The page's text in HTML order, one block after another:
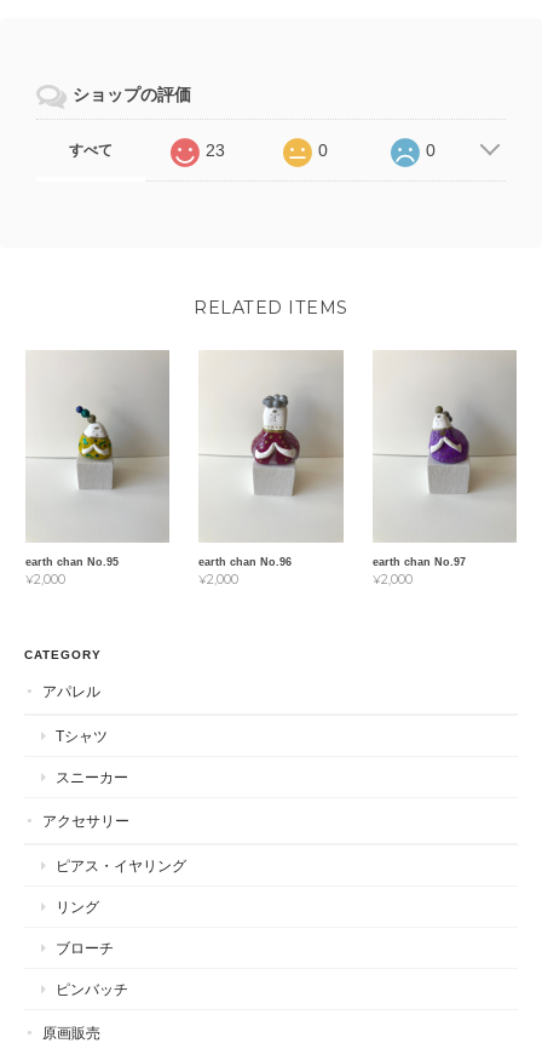
ショップの評価
すべて 23 0 0
RELATED ITEMS
earth chan No.95
¥2,000
earth chan No.96
¥2,000
earth chan No.97
¥2,000
CATEGORY
アパレル
Tシャツ
スニーカー
アクセサリー
ピアス・イヤリング
リング
ブローチ
ピンバッチ
原画販売